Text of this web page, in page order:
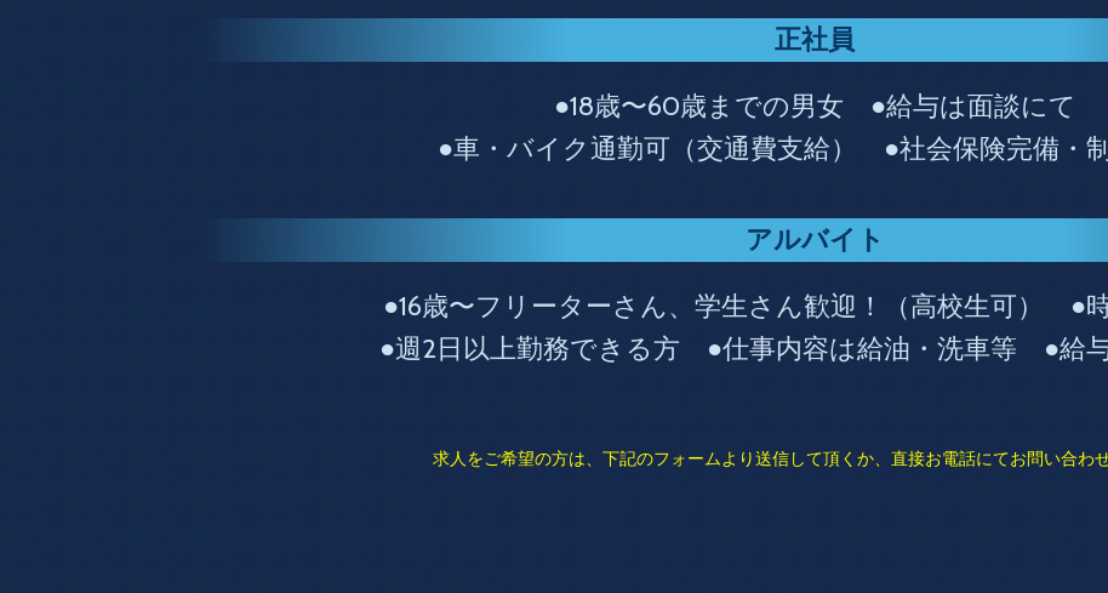
正社員
●18歳〜60歳までの男女 ●給与は面談にて
●車・バイク通勤可（交通費支給） ●社会保険完備・
アルバイト
●16歳〜フリーターさん、学生さん歓迎！（高校生可） ●
●週2日以上勤務できる方 ●仕事内容は給油・洗車等 ●給
求人をご希望の方は、下記のフォームより送信して頂くか、直接お電話にてお問い合わせ